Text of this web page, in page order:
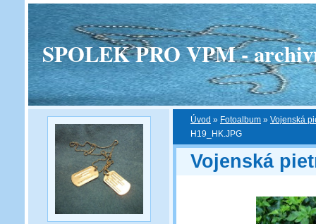
SPOLEK PRO VPM -
Úvod » Fotoalbum » Vojenská
H19_HK.JPG
Vojenská